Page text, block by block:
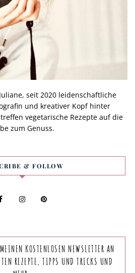
seit 2020 leidenschaftliche
und kreativer Kopf hinter
vegetarische Rezepte auf die
zum Genuss.
& FOLLOW
KOSTENLOSEN NEWSLETTER AN
REZEPTE, TIPPS UND TRICKS UND